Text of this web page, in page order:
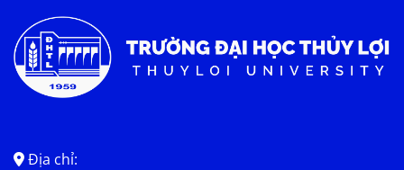
Địa chỉ: